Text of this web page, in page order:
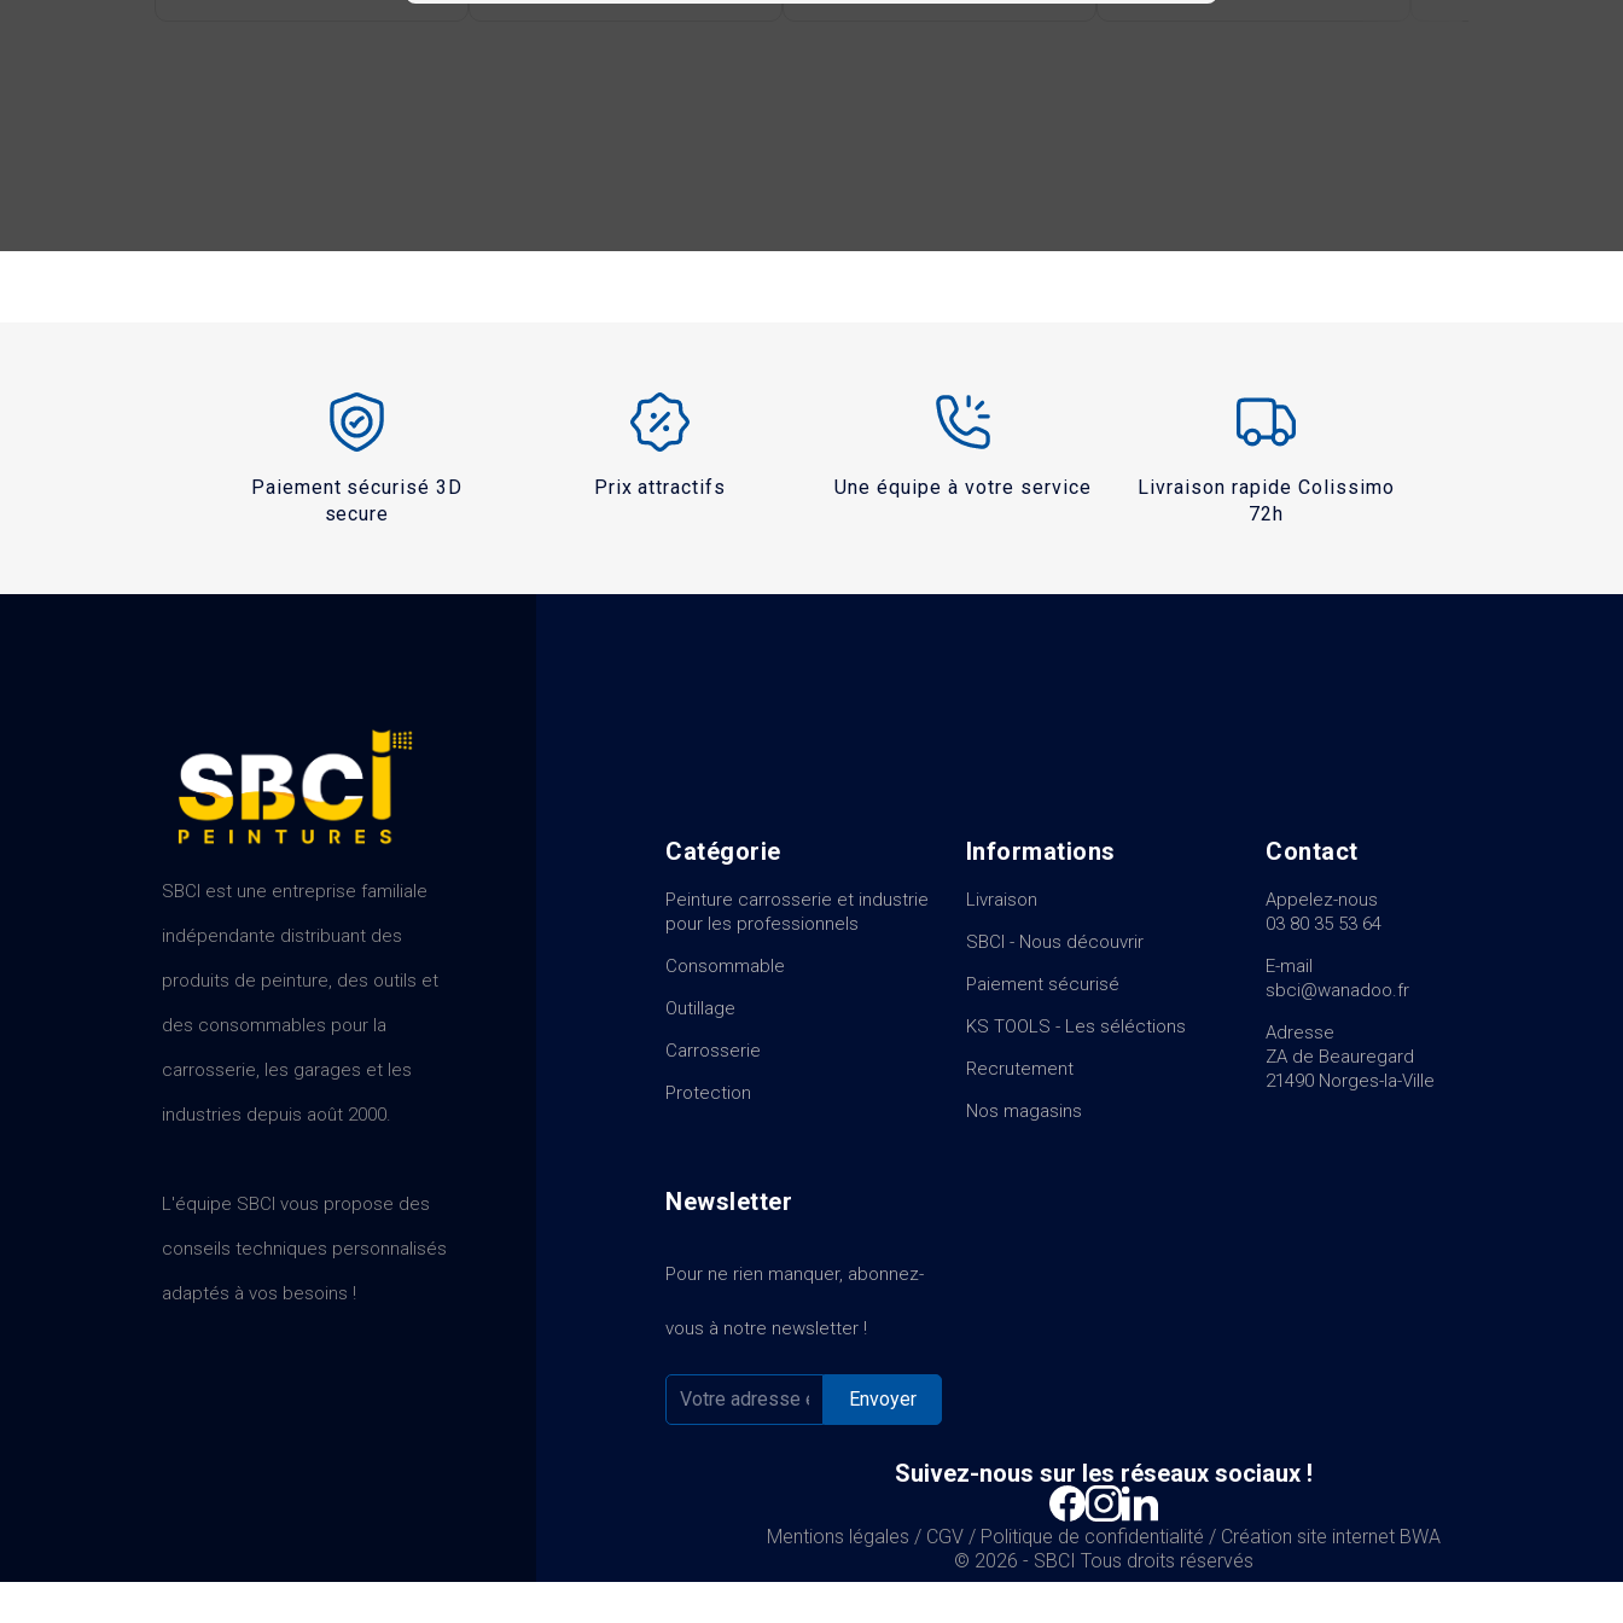
Paiement sécurisé 3D
secure
Prix attractifs Une équipe à votre service
Livraison rapide Colissimo
72h
SBCI est une entreprise familiale
indépendante distribuant des
produits de peinture, des outils et
des consommables pour la
carrosserie, les garages et les
industries depuis août 2000.
L'équipe SBCI vous propose des
conseils techniques personnalisés
adaptés à vos besoins !
Pour ne rien manquer, abonnez-
vous à notre newsletter !
Newsletter
Catégorie
Peinture carrosserie et industrie
pour les professionnels
Consommable
Outillage
Carrosserie
Protection
Informations
Livraison
SBCI - Nous découvrir
Paiement sécurisé
KS TOOLS - Les séléctions
Recrutement
Nos magasins
Contact
Appelez-nous
03 80 35 53 64
E-mail
sbci@wanadoo.fr
Adresse
ZA de Beauregard
21490 Norges-la-Ville
Suivez-nous sur les réseaux sociaux !
Mentions légales / CGV/ Politique de confidentialité / Création site internet BWA
© 2026 - SBCI Tous droits réservés